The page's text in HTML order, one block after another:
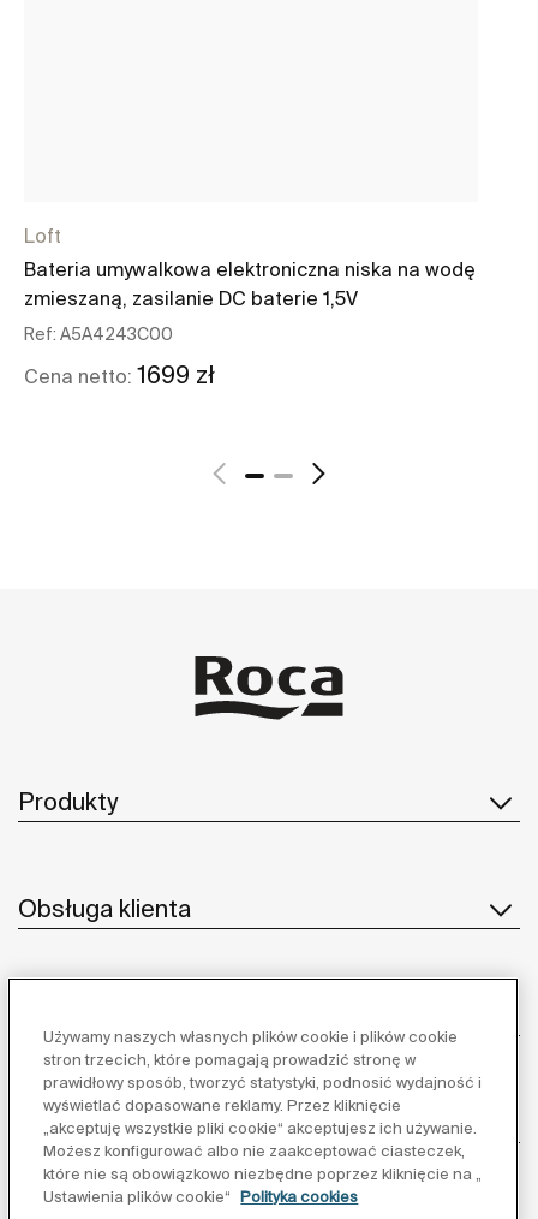
Loft
Bateria umywalkowa elektroniczna niska na wodę
zmieszaną, zasilanie DC baterie 1,5V
Ref: A5A4243C00
Cena netto: 1699 zł
Zobacz więcej
Produkty
Obsługa klienta
Inspiracja
Obserwuj nas:
Używamy naszych własnych plików cookie i plików cookie
stron trzecich, które pomagają prowadzić stronę w
prawidłowy sposób, tworzyć statystyki, podnosić wydajność i
wyświetlać dopasowane reklamy. Przez kliknięcie
„akceptuję wszystkie pliki cookie“ akceptujesz ich używanie.
Możesz konfigurować albo nie zaakceptować ciasteczek,
które nie są obowiązkowo niezbędne poprzez kliknięcie na „
Ustawienia plików cookie“
Polityka cookies